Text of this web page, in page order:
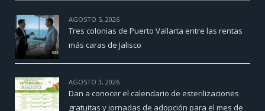
AGOSTO 5, 2026
Tres colonias de Puerto Vallarta entre las rentas
más caras de Jalisco
AGOSTO 3, 2026
Dan a conocer el calendario de esterilizaciones
gratuitas y jornadas de adopción para el mes de